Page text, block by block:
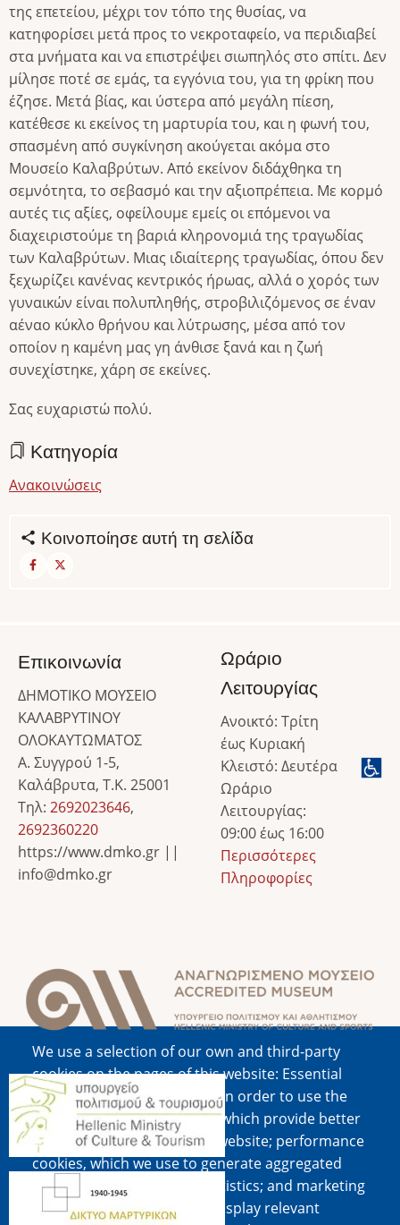
της επετείου, μέχρι τον τόπο της θυσίας, να
κατηφορίσει μετά προς το νεκροταφείο, να περιδιαβεί
στα μνήματα και να επιστρέψει σιωπηλός στο σπίτι. Δεν
μίλησε ποτέ σε εμάς, τα εγγόνια του, για τη φρίκη που
έζησε. Μετά βίας, και ύστερα από μεγάλη πίεση,
κατέθεσε κι εκείνος τη μαρτυρία του, και η φωνή του,
σπασμένη από συγκίνηση ακούγεται ακόμα στο
Μουσείο Καλαβρύτων. Από εκείνον διδάχθηκα τη
σεμνότητα, το σεβασμό και την αξιοπρέπεια. Με κορμό
αυτές τις αξίες, οφείλουμε εμείς οι επόμενοι να
διαχειριστούμε τη βαριά κληρονομιά της τραγωδίας
των Καλαβρύτων. Μιας ιδιαίτερης τραγωδίας, όπου δεν
ξεχωρίζει κανένας κεντρικός ήρωας, αλλά ο χορός των
γυναικών είναι πολυπληθής, στροβιλιζόμενος σε έναν
αέναο κύκλο θρήνου και λύτρωσης, μέσα από τον
οποίον η καμένη μας γη άνθισε ξανά και η ζωή
συνεχίστηκε, χάρη σε εκείνες.
Σας ευχαριστώ πολύ.
Κατηγορία
Ανακοινώσεις
Κοινοποίησε αυτή τη σελίδα
We use a selection of our own and third-party
cookies on the pages of this website: Essential
cookies, which are required in order to use the
website; functional cookies, which provide better
easy of use when using the website; performance
cookies, which we use to generate aggregated
data on website use and statistics; and marketing
cookies, which are used to display relevant
Επικοινωνία
ΔΗΜΟΤΙΚΟ ΜΟΥΣΕΙΟ
ΚΑΛΑΒΡΥΤΙΝΟΥ
ΟΛΟΚΑΥΤΩΜΑΤΟΣ
Α. Συγγρού 1-5,
Καλάβρυτα, Τ.Κ. 25001
Τηλ: 2692023646,
2692360220
https://www.dmko.gr ||
info@dmko.gr
Ωράριο
Λειτουργίας
Ανοικτό: Τρίτη
έως Κυριακή
Κλειστό: Δευτέρα
Ωράριο
Λειτουργίας:
09:00 έως 16:00
Περισσότερες
Πληροφορίες
Image
Image